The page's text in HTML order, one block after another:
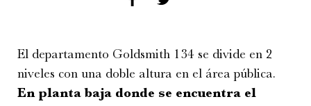
El departamento Goldsmith 134 se divide en 2
niveles con una doble altura en el área pública.
En planta baja donde se encuentra el